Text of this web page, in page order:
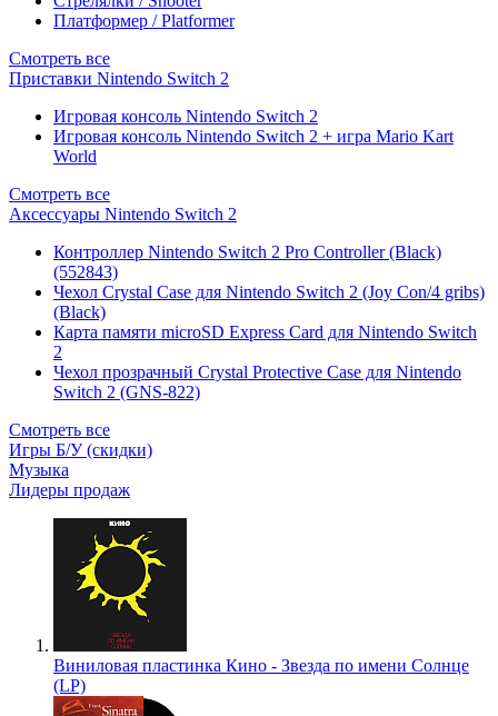
Платформер / Platformer
Смотреть все
Приставки Nintendo Switch 2
Игровая консоль Nintendo Switch 2
Игровая консоль Nintendo Switch 2 + игра Mario Kart
World
Смотреть все
Аксессуары Nintendo Switch 2
Контроллер Nintendo Switch 2 Pro Controller (Black)
(552843)
Чехол Сrystal Сase для Nintendo Switch 2 (Joy Con/4 gribs)
(Black)
Карта памяти microSD Express Card для Nintendo Switch
2
Чехол прозрачный Crystal Protective Case для Nintendo
Switch 2 (GNS-822)
Смотреть все
Игры Б/У (скидки)
Музыка
Лидеры продаж
Виниловая пластинка Кино - Звезда по имени Солнце
(LP)